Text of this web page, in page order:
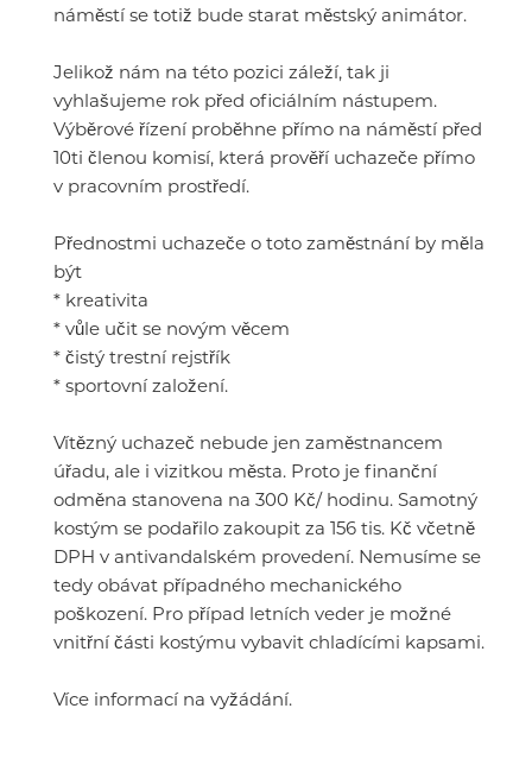
náměstí se totiž bude starat městský animátor.
Jelikož nám na této pozici záleží, tak ji
vyhlašujeme rok před oficiálním nástupem.
Výběrové řízení proběhne přímo na náměstí před
10ti členou komisí, která prověří uchazeče přímo
v pracovním prostředí.
Přednostmi uchazeče o toto zaměstnání by měla
být
* kreativita
* vůle učit se novým věcem
* čistý trestní rejstřík
* sportovní založení.
Vítězný uchazeč nebude jen zaměstnancem
úřadu, ale i vizitkou města. Proto je finanční
odměna stanovena na 300 Kč/ hodinu. Samotný
kostým se podařilo zakoupit za 156 tis. Kč včetně
DPH v antivandalském provedení. Nemusíme se
tedy obávat případného mechanického
poškození. Pro případ letních veder je možné
vnitřní části kostýmu vybavit chladícími kapsami.
Více informací na vyžádání.